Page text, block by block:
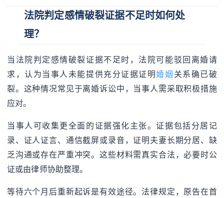
法院判定感情破裂证据不足时如何处
理？
当法院判定感情破裂证据不足时，法院可能驳回离婚请
求，认为当事人未能提供充分证据证明婚姻 关系确已破
裂。这种情况常见于离婚诉讼中，当事人需采取积极措施
应对。
当事人可收集更全面的证据强化主张。证据包括分居记
录、证人证言、通信截屏或录音，证明夫妻长期分居、缺
乏沟通或存在严重冲突。这些材料需真实合法，必要时公
证或由律师协助整理。
等待六个月后重新起诉是有效途径。法律规定，原告在首